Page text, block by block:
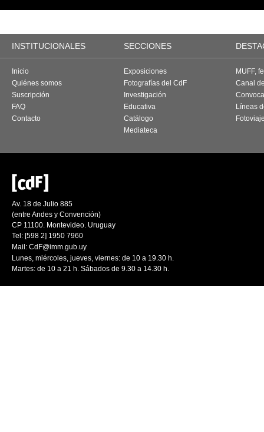
INSTITUCIONALES SECCIONES
Inicio
Quiénes somos
Suscripción
FAQ
Contacto
Exposiciones
Fotografías del CdF
Investigación
Educativa
Catálogo
Mediateca
MUFF,
Canal
Líneas
Av. 18 de Julio 885
(entre Andes y Convención)
CP 11100. Montevideo. Uruguay
Tel: [598 2] 1950 7960
Mail: CdF@imm.gub.uy
Lunes, miércoles, jueves, viernes: de 10 a 19.30 h.
Martes: de 10 a 21 h. Sábados de 9.30 a 14.30 h.